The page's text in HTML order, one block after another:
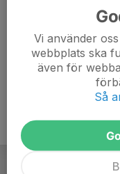
Vi använder
webbplats ska
även för
Så